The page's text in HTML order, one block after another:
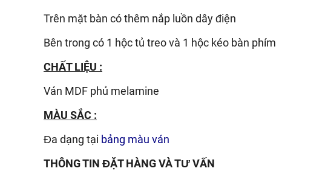
Trên mặt bàn có thêm nắp luồn dây điện
Bên trong có 1 hộc tủ treo và 1 hộc kéo bàn phím
CHẤT LIỆU :
Ván MDF phủ melamine
MÀU SẮC :
Đa dạng tại bảng màu ván
THÔNG TIN ĐẶT HÀNG VÀ TƯ VẤN